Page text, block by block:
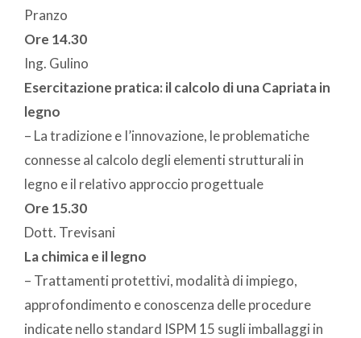
Pranzo
Ore 14.30
Ing. Gulino
Esercitazione pratica: il calcolo di una Capriata in
legno
– La tradizione e I’innovazione, le problematiche
connesse al calcolo degli elementi strutturali in
legno e il relativo approccio progettuale
Ore 15.30
Dott. Trevisani
La chimica e il legno
– Trattamenti protettivi, modalità di impiego,
approfondimento e conoscenza delle procedure
indicate nello standard ISPM 15 sugli imballaggi in